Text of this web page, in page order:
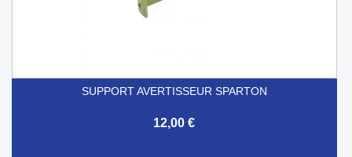
SUPPORT AVERTISSEUR SPARTON
12,00 €